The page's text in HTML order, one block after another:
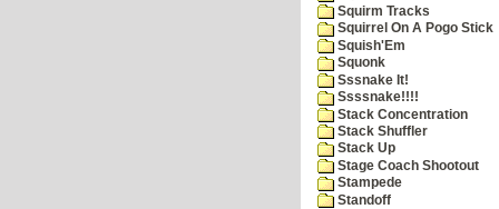
Squirm Tracks
Squirrel On A Pogo Stick
Squish'Em
Squonk
Sssnake It!
Ssssnake!!!!
Stack Concentration
Stack Shuffler
Stack Up
Stage Coach Shootout
Stampede
Standoff